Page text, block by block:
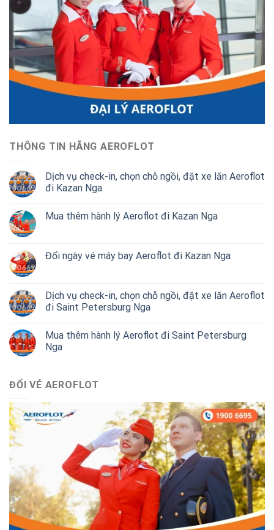
THÔNG TIN HÃNG AEROFLOT
Dịch vụ check-in, chọn chỗ ngồi, đặt xe lăn Aeroflot
đi Kazan Nga
Mua thêm hành lý Aeroflot đi Kazan Nga
Đổi ngày vé máy bay Aeroflot đi Kazan Nga
Dịch vụ check-in, chọn chỗ ngồi, đặt xe lăn Aeroflot
đi Saint Petersburg Nga
Mua thêm hành lý Aeroflot đi Saint Petersburg
Nga
ĐỔI VÉ AEROFLOT